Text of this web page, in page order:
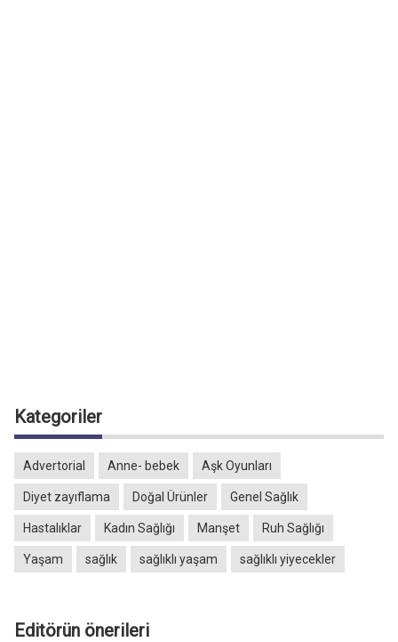
Kategoriler
Advertorial Anne- bebek Aşk Oyunları
Diyet zayıflama Doğal Ürünler Genel Sağlık
Hastalıklar Kadın Sağlığı Manşet Ruh Sağlığı
Yaşam sağlık sağlıklı yaşam sağlıklı yiyecekler
Editörün önerileri